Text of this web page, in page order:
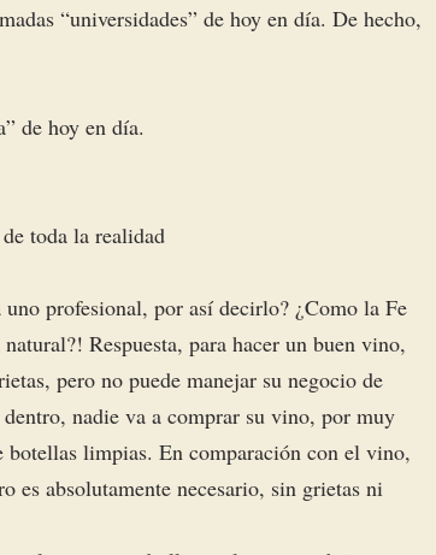
“universidades” de hoy en día. De hecho,
de hoy en día.
toda la realidad
profesional, por así decirlo? ¿Como la Fe
Respuesta, para hacer un buen vino,
pero no puede manejar su negocio de
nadie va a comprar su vino, por muy
botellas limpias. En comparación con el vino,
es absolutamente necesario, sin grietas ni